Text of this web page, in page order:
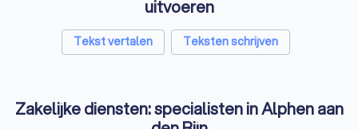
uitvoeren
Tekst vertalen Teksten schrijven
Zakelijke diensten: specialisten in Alphen aan